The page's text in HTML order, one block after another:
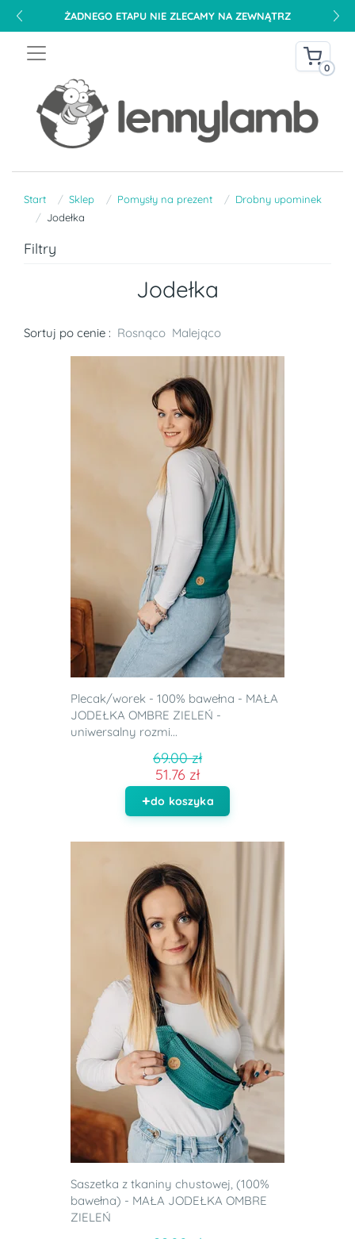
ŻADNEGO ETAPU NIE ZLECAMY NA ZEWNĄTRZ
0
Start Sklep Pomysły na prezent
Drobny upominek
Jodełka
Filtry
Jodełka
Sortuj po cenie : Rosnąco Malejąco
Plecak/worek - 100% bawełna - MAŁA
JODEŁKA OMBRE ZIELEŃ -
uniwersalny rozmi...
69.00 zł
51.76 zł
do koszyka
Saszetka z tkaniny chustowej, (100%
bawełna) - MAŁA JODEŁKA OMBRE
ZIELEŃ